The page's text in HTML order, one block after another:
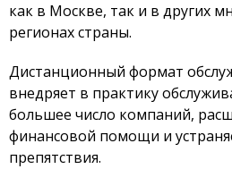
как в Москве, так и в других
регионах страны.
Дистанционный формат
внедряет в практику
большее число компаний,
финансовой помощи и
препятствия.